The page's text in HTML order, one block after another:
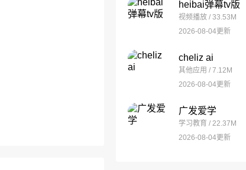
heibai弹幕tv版
视频播放 / 33.53M
2026-08-04更新
cheliz ai
其他应用 / 7.12M
2026-08-04更新
广发爱学
学习教育 / 22.37M
2026-08-04更新